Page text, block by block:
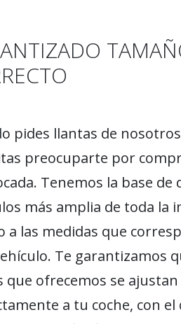
pides llantas de
preocuparte por
Tenemos la base de
más amplia de toda la
a las medidas que
Te garantizamos
que ofrecemos se ajustan
a tu coche, con